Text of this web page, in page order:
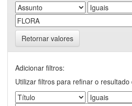
Retornar valores
Adicionar filtros:
Utilizar filtros para refinar o resultado